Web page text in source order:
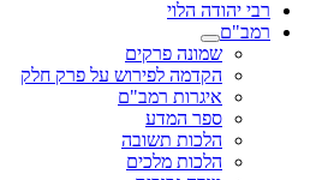
רבי יהודה הלוי
רמב"ם
שמונה פרקים
הקדמה לפירוש על פרק חלק
איגרות רמב"ם
ספר המדע
הלכות תשובה
הלכות מלכים